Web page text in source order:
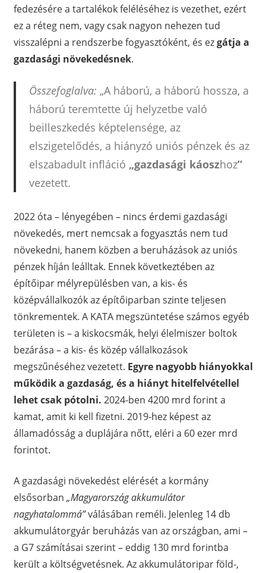
fedezésére a tartalékok feléléséhez is vezethet, ezért
ez a réteg nem, vagy csak nagyon nehezen tud
visszalépni a rendszerbe fogyasztóként, és ezgátja a
gazdasági növekedésnek.
Összefoglalva: „A háború, a háború hossza, a
háború teremtette új helyzetbe való
beilleszkedés képtelensége, az
elszigetelődés, a hiányzó uniós pénzek és az
elszabadult infláció „gazdasági káoszhoz”
vezetett.
2022 óta – lényegében – nincs érdemi gazdasági
növekedés, mert nemcsak a fogyasztás nem tud
növekedni, hanem közben a beruházások az uniós
pénzek híján leálltak. Ennek következtében az
építőipar mélyrepülésben van, a kis- és
középvállalkozók az építőiparban szinte teljesen
tönkrementek. A KATA megszüntetése számos egyéb
területen is – a kiskocsmák, helyi élelmiszer boltok
bezárása – a kis- és közép vállalkozások
megszűnéséhez vezetett. Egyre nagyobb hiányokkal
működik a gazdaság, és a hiányt hitelfelvétellel
lehet csak pótolni. 2024-ben 4200 mrd forint a
kamat, amit ki kell fizetni. 2019-hez képest az
államadósság a duplájára nőtt, eléri a 60 ezer mrd
forintot.
A gazdasági növekedést elérését a kormány
elsősorban „Magyarország akkumulátor
nagyhatalommá”válásában reméli. Jelenleg 14 db
akkumulátorgyár beruházás van az országban, ami –
a G7 számításai szerint – eddig 130 mrd forintba
került a költségvetésnek. Az akkumulátoripar föld-,